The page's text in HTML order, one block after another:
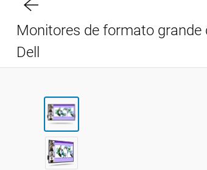
Monitores de formato grande
Dell
View voltado para a